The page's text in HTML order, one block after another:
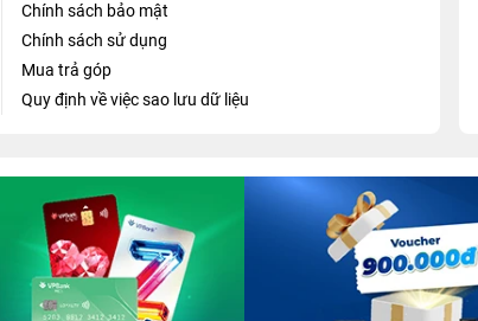
Chính sách bảo mật
Chính sách sử dụng
Mua trả góp
Quy định về việc sao lưu dữ liệu